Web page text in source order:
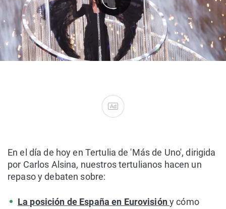
Ad
En el día de hoy en Tertulia de 'Más de Uno', dirigida
por Carlos Alsina, nuestros tertulianos hacen un
repaso y debaten sobre:
La posición de España en Eurovisióny cómo